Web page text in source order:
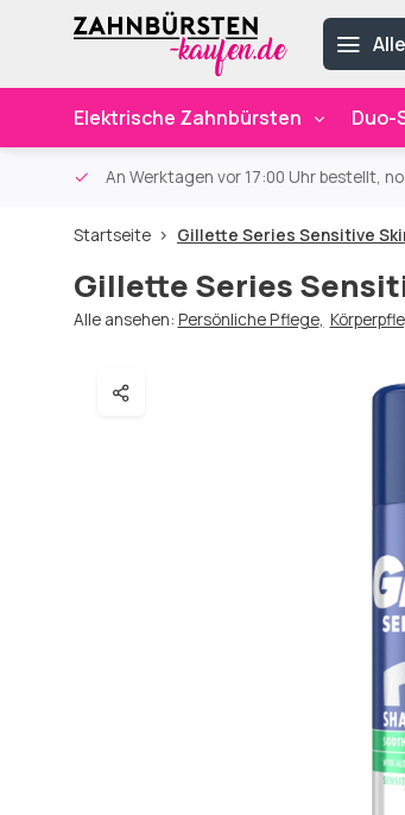
Elektrische Zahnbürsten Duo-
An Werktagen vor 17:00 Uhr bestellt,
Startseite Gillette Series Sensitive
Gillette Series
Alle ansehen: Persönliche Pflege,